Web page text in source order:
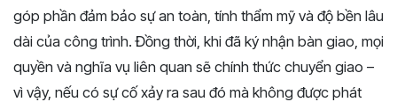
góp phần đảm bảo sự an toàn, tính thẩm mỹ và độ bền lâu
dài của công trình. Đồng thời, khi đã ký nhận bàn giao, mọi
quyền và nghĩa vụ liên quan sẽ chính thức chuyển giao –
vì vậy, nếu có sự cố xảy ra sau đó mà không được phát